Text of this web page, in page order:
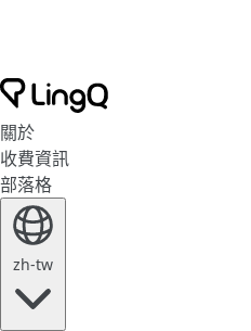
關於
收費資訊
部落格
zh-tw